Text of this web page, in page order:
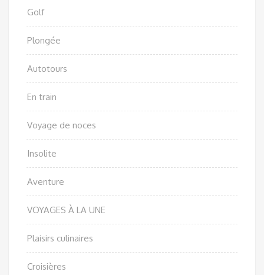
Golf
Plongée
Autotours
En train
Voyage de noces
Insolite
Aventure
VOYAGES À LA UNE
Plaisirs culinaires
Croisières